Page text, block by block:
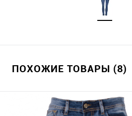
ПОХОЖИЕ ТОВАРЫ (8)